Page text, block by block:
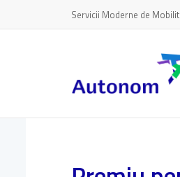
Servicii Moderne de